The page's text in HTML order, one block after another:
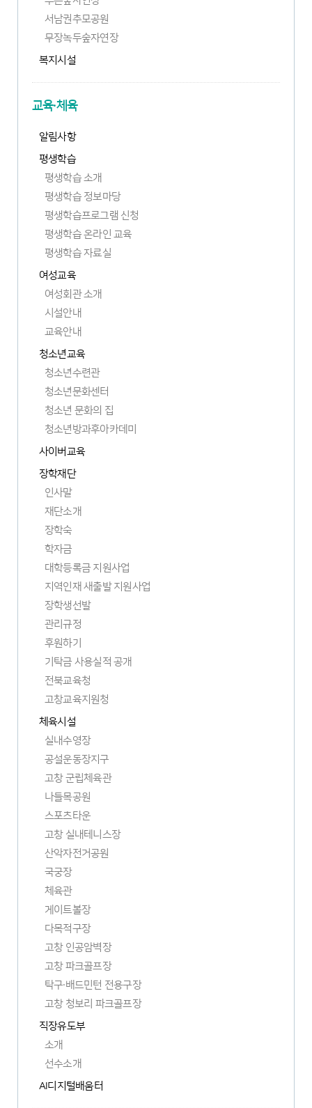
서남권추모공원
무장녹두숲자연장
복지시설
교육·체육
알림사항
평생학습
평생학습 소개
평생학습 정보마당
평생학습프로그램 신청
평생학습 온라인 교육
평생학습 자료실
여성교육
여성회관 소개
시설안내
교육안내
청소년교육
청소년수련관
청소년문화센터
청소년 문화의 집
청소년방과후아카데미
사이버교육
장학재단
인사말
재단소개
장학숙
학자금
대학등록금 지원사업
지역인재 새출발 지원사업
장학생선발
관리규정
후원하기
기탁금 사용실적 공개
전북교육청
새
창
고창교육지원청
체육시설
실내수영장
공설운동장지구
고창 군립체육관
나들목공원
스포츠타운
고창 실내테니스장
산악자전거공원
국궁장
체육관
게이트볼장
다목적구장
고창 인공암벽장
고창 파크골프장
탁구·배드민턴 전용구장
고창 청보리 파크골프장
직장유도부
소개
선수소개
AI디지털배움터